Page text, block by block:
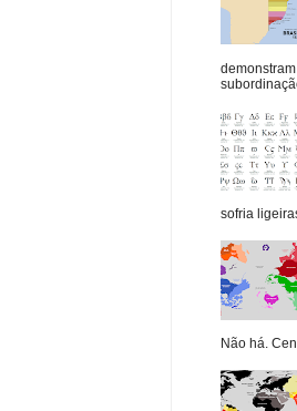
sofria
Não há.